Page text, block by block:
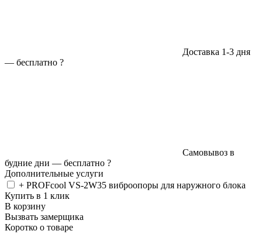
Доставка 1-3 дня
— бесплатно ?
Самовывоз в
будние дни — бесплатно ?
Дополнительные услуги
+ PROFcool VS-2W35 виброопоры для наружного блока
Купить в 1 клик
В корзину
Вызвать замерщика
Коротко о товаре